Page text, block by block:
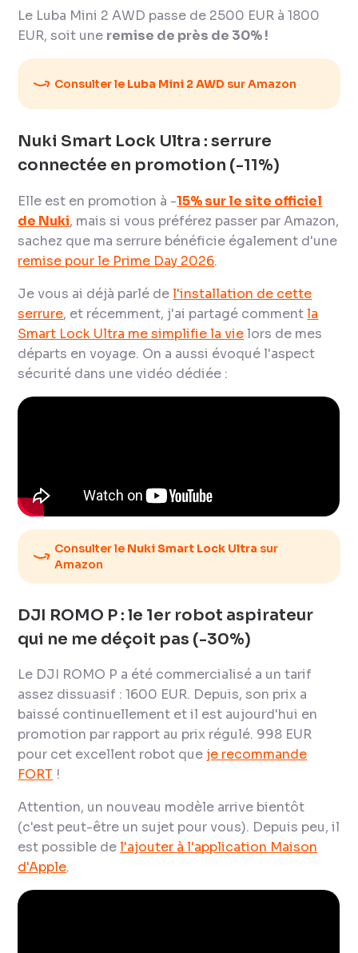
Le Luba Mini 2 AWD passe de 2500 EUR à 1800
EUR, soit une remise de près de 30% !
Consulter le Luba Mini 2 AWD sur Amazon
Nuki Smart Lock Ultra : serrure
connectée en promotion (-11%)
Elle est en promotion à -15% sur le site officiel
de Nuki, mais si vous préférez passer par Amazon,
sachez que ma serrure bénéficie également d'une
remise pour le Prime Day 2026.
Je vous ai déjà parlé del'installation de cette
serrure, et récemment, j'ai partagé commentla
Smart Lock Ultra me simplifie la vie lors de mes
départs en voyage. On a aussi évoqué l'aspect
sécurité dans une vidéo dédiée :
Consulter le Nuki Smart Lock Ultra sur
Amazon
DJI ROMO P : le 1er robot aspirateur
qui ne me déçoit pas (-30%)
Le DJI ROMO P a été commercialisé a un tarif
assez dissuasif : 1600 EUR. Depuis, son prix a
baissé continuellement et il est aujourd'hui en
promotion par rapport au prix régulé. 998 EUR
pour cet excellent robot que je recommande
FORT !
Attention, un nouveau modèle arrive bientôt
(c'est peut-être un sujet pour vous). Depuis peu, il
est possible del'ajouter à l'application Maison
d'Apple.